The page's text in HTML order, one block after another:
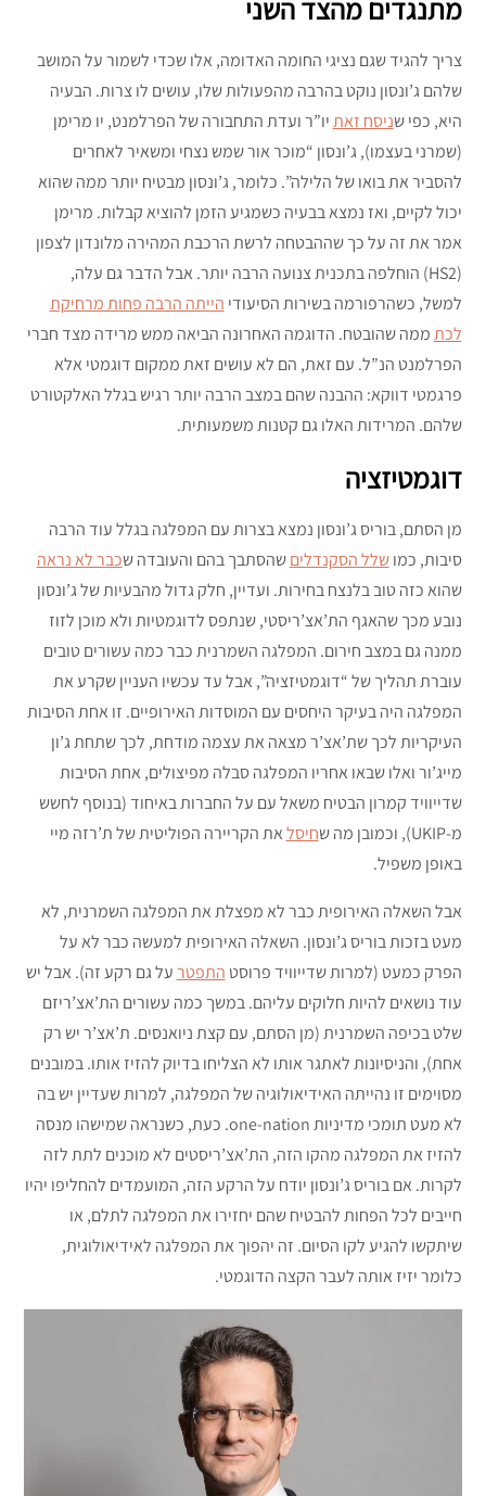
מתנגדים מהצד השני
צריך להגיד שגם נציגי החומה האדומה, אלו שכדי לשמור על המושב
שלהם ג’ונסון נוקט בהרבה מהפעולות שלו, עושים לו צרות. הבעיה
היא, כפי שניסח זאתיו”ר ועדת התחבורה של הפרלמנט, יו מרימן
(שמרני בעצמו), ג’ונסון “מוכר אור שמש נצחי ומשאיר לאחרים
להסביר את בואו של הלילה”. כלומר, ג’ונסון מבטיח יותר ממה שהוא
יכול לקיים, ואז נמצא בבעיה כשמגיע הזמן להוציא קבלות. מרימן
אמר את זה על כך שההבטחה לרשת הרכבת המהירה מלונדון לצפון
(HS2) הוחלפה בתכנית צנועה הרבה יותר. אבל הדבר גם עלה,
למשל, כשהרפורמה בשירות הסיעודי הייתה הרבה פחות מרחיקת
לכתממה שהובטח. הדוגמה האחרונה הביאה ממש מרידה מצד חברי
הפרלמנט הנ”ל. עם זאת, הם לא עושים זאת ממקום דוגמטי אלא
פרגמטי דווקא: ההבנה שהם במצב הרבה יותר רגיש בגלל האלקטורט
שלהם. המרידות האלו גם קטנות משמעותית.
דוגמטיזציה
מן הסתם, בוריס ג’ונסון נמצא בצרות עם המפלגה בגלל עוד הרבה
סיבות, כמושלל הסקנדליםשהסתבך בהם והעובדה שכבר לא נראה
שהוא כזה טוב בלנצח בחירות. ועדיין, חלק גדול מהבעיות של ג’ונסון
נובע מכך שהאגף הת’אצ’ריסטי, שנתפס לדוגמטיות ולא מוכן לזוז
ממנה גם במצב חירום. המפלגה השמרנית כבר כמה עשורים טובים
עוברת תהליך של “דוגמטיזציה”, אבל עד עכשיו העניין שקרע את
המפלגה היה בעיקר היחסים עם המוסדות האירופיים. זו אחת הסיבות
העיקריות לכך שת’אצ’ר מצאה את עצמה מודחת, לכך שתחת ג’ון
מייג’ור ואלו שבאו אחריו המפלגה סבלה מפיצולים, אחת הסיבות
שדייוויד קמרון הבטיח משאל עם על החברות באיחוד (בנוסף לחשש
מ-UKIP), וכמובן מה ש
חיסלאת הקריירה הפוליטית של ת’רזה מיי
באופן משפיל.
אבל השאלה האירופית כבר לא מפצלת את המפלגה השמרנית, לא
מעט בזכות בוריס ג’ונסון. השאלה האירופית למעשה כבר לא על
הפרק כמעט (למרות שדייוויד פרוסטהתפטרעל גם רקע זה). אבל יש
עוד נושאים להיות חלוקים עליהם. במשך כמה עשורים הת’אצ’ריזם
שלט בכיפה השמרנית (מן הסתם, עם קצת ניואנסים. ת’אצ’ר יש רק
אחת), והניסיונות לאתגר אותו לא הצליחו בדיוק להזיז אותו. במובנים
מסוימים זו נהייתה האידיאולוגיה של המפלגה, למרות שעדיין יש בה
לא מעט תומכי מדיניות one-nation. כעת, כשנראה שמישהו מנסה
להזיז את המפלגה מהקו הזה, הת’אצ’ריסטים לא מוכנים לתת לזה
לקרות. אם בוריס ג’ונסון יודח על הרקע הזה, המועמדים להחליפו יהיו
חייבים לכל הפחות להבטיח שהם יחזירו את המפלגה לתלם, או
שיתקשו להגיע לקו הסיום. זה יהפוך את המפלגה לאידיאולוגית,
כלומר יזיז אותה לעבר הקצה הדוגמטי.